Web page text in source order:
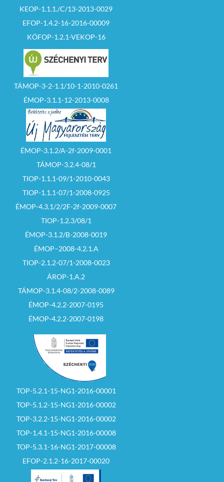
KEOP-1.1.1./C/13-2013-0029
EFOP-1.4.2-16-2016-00009
KÖFOP-1.2.1-VEKOP-16
TÁMOP-3-2-1.1/10-1-2010-0261
ÉMOP-3.1.1-12-2013-0008
ÉMOP-3.1.2/A-2f-2009-0001
TÁMOP-3.2.4-08/1
TIOP-1.1.1-09/1-2010-0043
TIOP-1.1.1-07/1-2008-0925
ÉMOP-4.3.1/2/2F-2f-2009-0007
TIOP-1.2.3/08/1
ÉMOP-3.1.2/B-2008-0019
ÉMOP–2008-4.2.1.A
TIOP-2.1.2-07/1-2008-0023
ÁROP-1.A.2
TÁMOP-3.1.4-08/2-2008-0089
ÉMOP-4.2.2-2007-0195
ÉMOP-4.2.2-2007-0198
TOP-5.2.1-15-NG1-2016-00001
TOP-5.1.2-15-NG1-2016-00002
TOP-3.2.2-15-NG1-2016-00002
TOP-1.4.1-15-NG1-2016-00008
TOP-5.3.1-16-NG1-2017-00008
EFOP-2.1.2-16-2017-00020